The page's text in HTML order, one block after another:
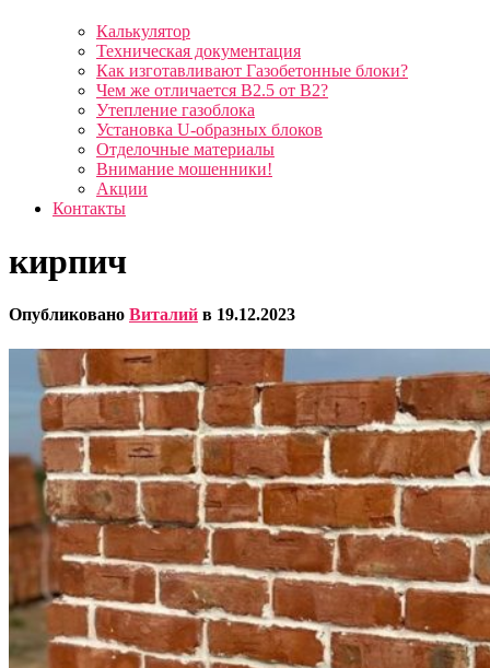
Калькулятор
Техническая документация
Как изготавливают Газобетонные блоки?
Чем же отличается B2.5 от B2?
Утепление газоблока
Установка U-образных блоков
Отделочные материалы
Внимание мошенники!
Акции
Контакты
кирпич
Опубликовано Виталий в 19.12.2023